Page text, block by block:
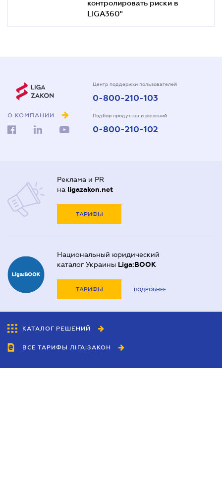
контролировать риски в
LIGA360"
О КОМПАНИИ
Центр поддержки пользователей
0-800-210-103
Подбор продуктов и решений
0-800-210-102
Реклама и PR
на ligazakon.net
ТАРИФЫ
Национальный юридический
каталог Украины Liga:BOOK
ТАРИФЫ ПОДРОБНЕЕ
КАТАЛОГ РЕШЕНИЙ
ВСЕ ТАРИФЫ ЛІГА:ЗАКОН